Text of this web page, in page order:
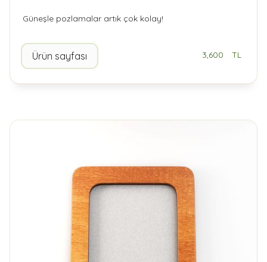
Güneşle pozlamalar artık çok kolay!
Ürün sayfası 3,600 TL